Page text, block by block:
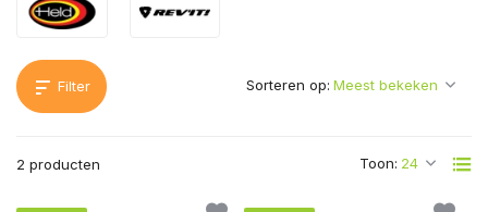
Filter
2 producten Toon:
Sorteren op: